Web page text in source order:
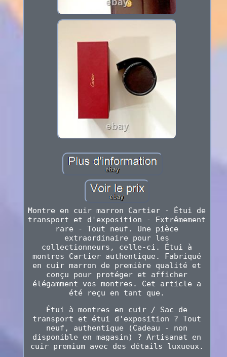
Montre en cuir marron Cartier - Étui de
transport et d'exposition - Extrêmement
rare - Tout neuf. Une pièce
extraordinaire pour les
collectionneurs, celle-ci. Étui à
montres Cartier authentique. Fabriqué
en cuir marron de première qualité et
conçu pour protéger et afficher
élégamment vos montres. Cet article a
été reçu en tant que.
Étui à montres en cuir / Sac de
transport et étui d'exposition ? Tout
neuf, authentique (Cadeau - non
disponible en magasin) ? Artisanat en
cuir premium avec des détails luxueux.